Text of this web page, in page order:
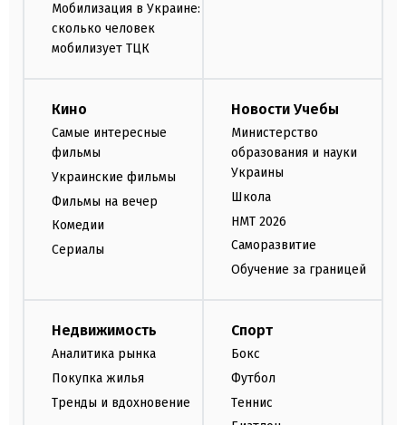
Мобилизация в Украине:
сколько человек
мобилизует ТЦК
Кино
Самые интересные
фильмы
Украинские фильмы
Фильмы на вечер
Комедии
Сериалы
Новости Учебы
Министерство
образования и науки
Украины
Школа
НМТ 2026
Саморазвитие
Обучение за границей
Недвижимость
Аналитика рынка
Покупка жилья
Тренды и вдохновение
Спорт
Бокс
Футбол
Теннис